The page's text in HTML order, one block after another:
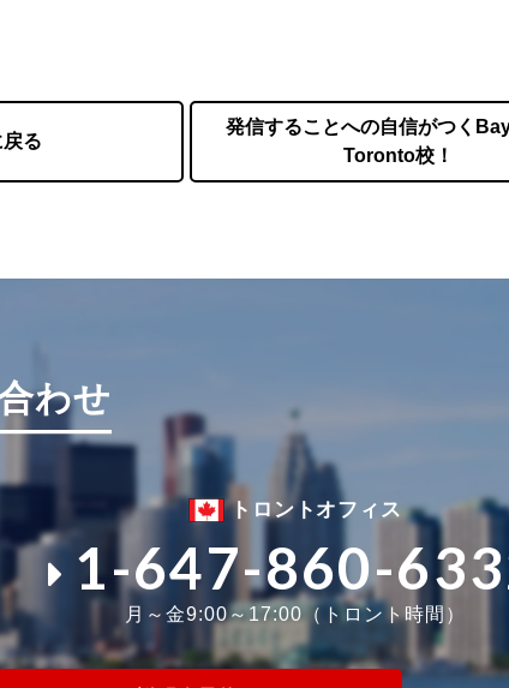
る
発信することへの自信がつく
Toronto校！
わせ
トロントオフィス
1-647-860-
月～金9:00～17:00（トロント時間）